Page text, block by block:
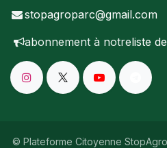
stopagroparc@gmail.com
abonnement à notreliste
© Plateforme Citoyenne